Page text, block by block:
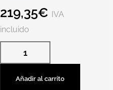
219,35€ IVA
incluido
Añadir al carrito